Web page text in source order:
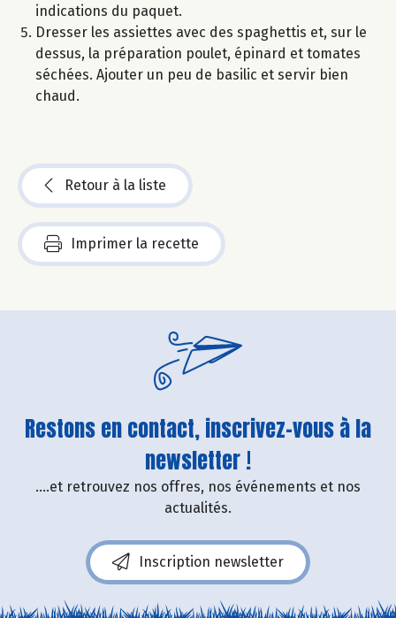
indications du paquet.
Dresser les assiettes avec des spaghettis et, sur le
dessus, la préparation poulet, épinard et tomates
séchées. Ajouter un peu de basilic et servir bien
chaud.
Retour à la liste
Imprimer la recette
Restons en contact, inscrivez-vous à la
newsletter !
....et retrouvez nos offres, nos événements et nos
actualités.
Inscription newsletter